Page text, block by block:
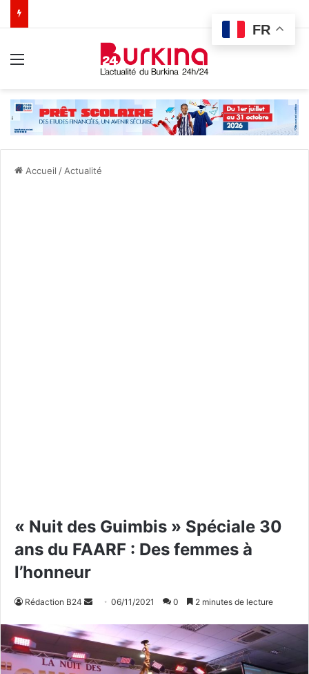
Accueil / Actualité
« Nuit des Guimbis » Spéciale 30
ans du FAARF : Des femmes à
l’honneur
Rédaction B24
y
06/11/2021 0 2 minutes de lecture
FR